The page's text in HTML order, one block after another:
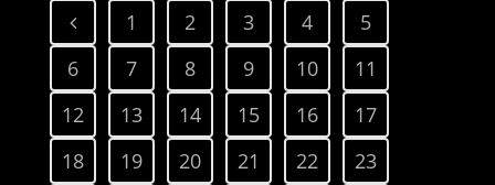
1 2 3 4
5
6
7 8 9 10
11
12
13 14 15 16
17
18
19 20 21 22
23